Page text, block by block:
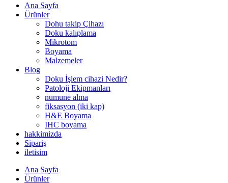
Ana Sayfa
Ürünler
Dohu takip Çihazı
Doku kalıplama
Mikrotom
Boyama
Malzemeler
Blog
Doku İşlem cihazi Nedir?
Patoloji Ekipmanları
numune alma
fiksasyon (iki kap)
H&E Boyama
IHC boyama
hakkimizda
Sipariş
iletisim
Ana Sayfa
Ürünler